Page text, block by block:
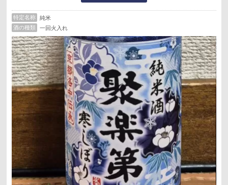
『京都盆地の底冷えが醸し出す透明感のある味わい。聚楽
第跡より汲み上げる良質な地下水と京都盆地特有の底冷え
がほどよい吟醸香とすっきりした味わいを醸す出す。
しぼりたてらしいフレッシュで端々しい印象で、透明感の
ある口あたりとキレのよい純米酒。醗酵が完了したモロミ
をすぐに 処理し、日数を空けずに瓶詰めをすることでしぼ
りたての風味を落とさずフレッシュな状態でお届け。(ヨド
バシHPより)』
特定名称
純米
酒の種類
一回火入れ